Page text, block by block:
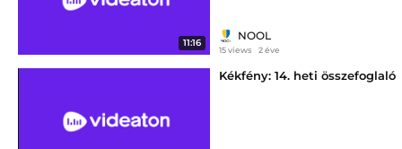
11:16
NOOL
15 views 2 éve
Kékfény: 14. heti összefoglaló